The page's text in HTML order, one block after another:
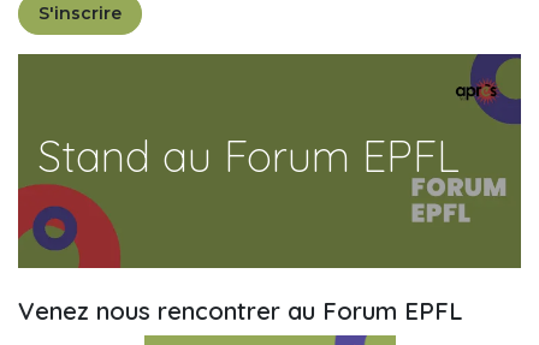
S'inscrire
Stand au Forum EPFL
Venez nous rencontrer au Forum EPFL